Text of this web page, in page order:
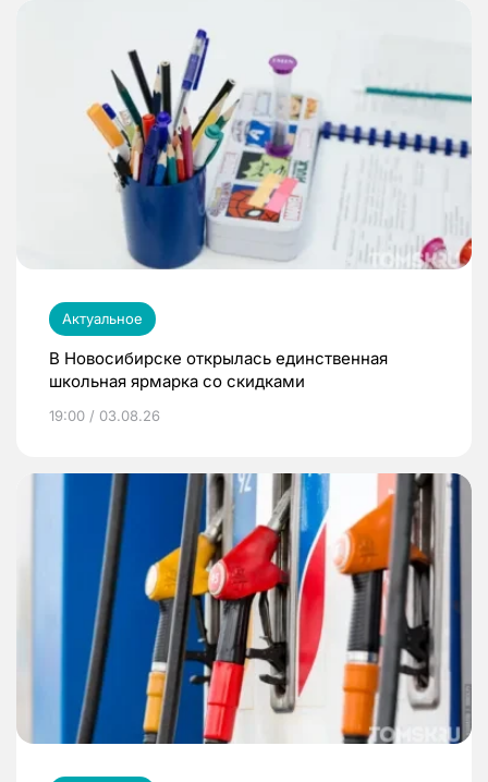
Актуальное
В Новосибирске открылась единственная
школьная ярмарка со скидками
19:00 / 03.08.26